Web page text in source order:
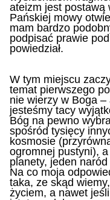
ateizm jest postawą
Pańskiej mowy
mam bardzo
podpisać prawie
powiedział.
W tym miejscu
temat pierwszego
nie wierzy w Boga
jesteśmy tacy
Bóg na pewno
spośród tysięcy
kosmosie
ogromnej pustyni),
planety, jeden
Na co moja
taka, ze skąd
życiem, a nawet